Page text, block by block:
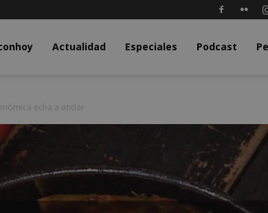
Actualidad Especiales Podcast
echa a andar